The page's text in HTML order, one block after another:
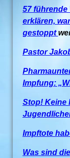
57 führende
erklären,
gestoppt
Pastor
Impfung:
Stop! Keine
Impftote
Was sind